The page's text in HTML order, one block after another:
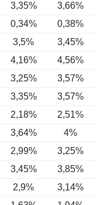
3,35% 3,66%
0,34%
0,38%
3,5% 3,45%
4,16%
4,56%
3,25%
3,57%
3,35%
3,57%
2,18%
2,51%
3,64% 4%
2,99% 3,25%
3,45%
3,85%
2,9% 3,14%